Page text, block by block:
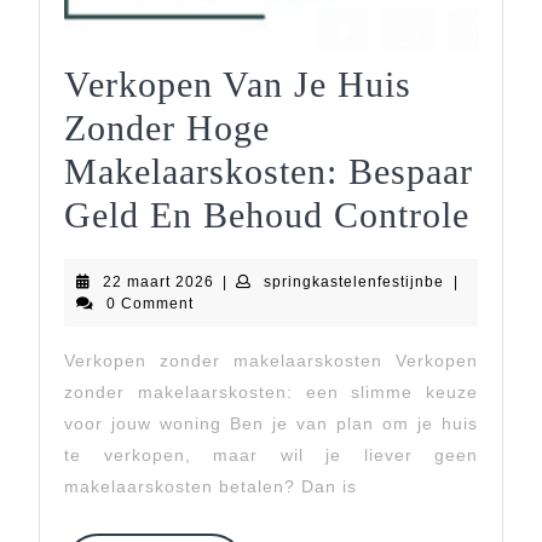
Verkopen Van Je Huis
Zonder Hoge
Makelaarskosten: Bespaar
Geld En Behoud Controle
22 maart 2026 22| springkastelenfestijnbe
|
0 Comment
Verkopen zonder makelaarskosten Verkopen
zonder makelaarskosten: een slimme keuze
voor jouw woning Ben je van plan om je huis
te verkopen, maar wil je liever geen
makelaarskosten betalen? Dan is